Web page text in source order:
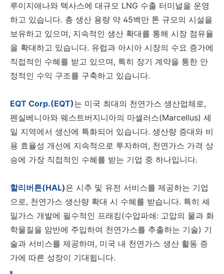
루이지애나와 텍사스에 대규모 LNG 수출 터미널을 운영
하고 있습니다. 총 생산 용량 약 45백만 톤 규모의 시설을
보유하고 있으며, 지속적인 생산 확대를 통해 시장 점유율
을 확대하고 있습니다. 유럽과 아시아 시장의 수요 증가에
직접적인 수혜를 받고 있으며, 특히 장기 계약을 통한 안
정적인 수익 구조를 구축하고 있습니다.
EQT Corp.(EQT)는 미국 최대의 천연가스 생산업체로,
펜실베니아와 웨스트버지니아의 마셀러스(Marcellus) 셰
일 지역에서 생산에 특화되어 있습니다. 생산량 증대와 비
용 효율성 개선에 지속적으로 투자하며, 천연가스 가격 상
승에 가장 직접적인 수혜를 받는 기업 중 하나입니다.
할리버튼(HAL)은 시추 및 유전 서비스를 제공하는 기업
으로, 천연가스 생산량 확대 시 수혜를 받습니다. 특히 셰
일가스 개발에 필수적인 프래킹(수압파쇄: 고압의 물과 화
학물질을 암반에 주입하여 천연가스를 추출하는 기술) 기
술과 서비스를 제공하며, 미국 내 천연가스 생산 활동 증
가에 따른 성장이 기대됩니다.